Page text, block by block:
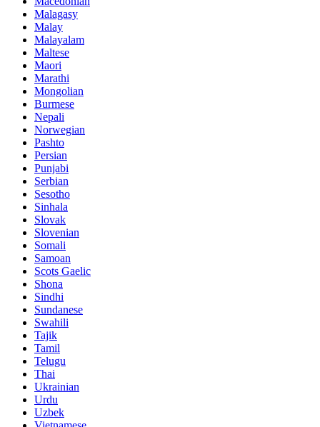
Malagasy
Malay
Malayalam
Maltese
Maori
Marathi
Mongolian
Burmese
Nepali
Norwegian
Pashto
Persian
Punjabi
Serbian
Sesotho
Sinhala
Slovak
Slovenian
Somali
Samoan
Scots Gaelic
Shona
Sindhi
Sundanese
Swahili
Tajik
Tamil
Telugu
Thai
Ukrainian
Urdu
Uzbek